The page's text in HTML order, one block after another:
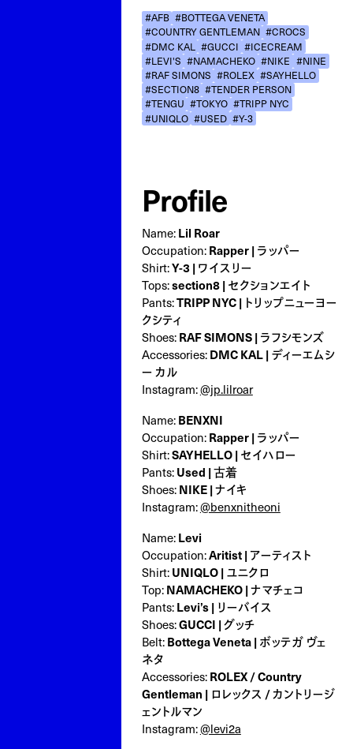
#AFB #BOTTEGA VENETA
#COUNTRY GENTLEMAN #CROCS
#DMC KAL #GUCCI #ICECREAM
#LEVI'S #NAMACHEKO #NIKE #NINE
#RAF SIMONS #ROLEX #SAYHELLO
#SECTION8 #TENDER PERSON
#TENGU #TOKYO #TRIPP NYC
#UNIQLO #USED #Y-3
Profile
Name:Lil Roar
Occupation:Rapper | ラッパー
Shirt:Y-3 | ワイスリー
Tops:section8 | セクションエイト
Pants:TRIPP NYC | トリップニューヨー
クシティ
Shoes:RAF SIMONS | ラフシモンズ
Accessories:DMC KAL | ディーエムシ
ー カル
Instagram:@jp.lilroar
Name:BENXNI
Occupation:Rapper | ラッパー
Shirt:SAYHELLO | セイハロー
Pants:Used | 古着
Shoes:NIKE | ナイキ
Instagram:@benxnitheoni
Name:Levi
Occupation:Aritist | アーティスト
Shirt:UNIQLO | ユニクロ
Top:NAMACHEKO | ナマチェコ
Pants:Levi’s | リーバイス
Shoes:GUCCI | グッチ
Belt:Bottega Veneta | ボッテガ ヴェ
ネタ
Accessories:ROLEX / Country
Gentleman | ロレックス / カントリージ
ェントルマン
Instagram:@levi2a